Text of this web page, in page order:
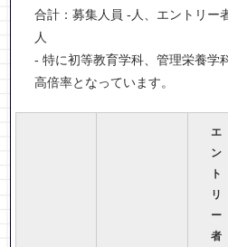
合計：募集人員 -人、エントリー
人
- 特に初等教育学科、管理栄養学
高倍率となっています。
エ
ン
ト
リ
ー
者